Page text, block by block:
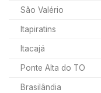
São Valério
Itapiratins
Itacajá
Ponte Alta do TO
Brasilândia